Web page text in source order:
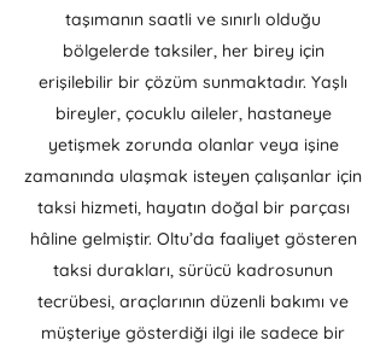
taşımanın saatli ve sınırlı olduğu
bölgelerde taksiler, her birey için
erişilebilir bir çözüm sunmaktadır. Yaşlı
bireyler, çocuklu aileler, hastaneye
yetişmek zorunda olanlar veya işine
zamanında ulaşmak isteyen çalışanlar için
taksi hizmeti, hayatın doğal bir parçası
hâline gelmiştir. Oltu’da faaliyet gösteren
taksi durakları, sürücü kadrosunun
tecrübesi, araçlarının düzenli bakımı ve
müşteriye gösterdiği ilgi ile sadece bir